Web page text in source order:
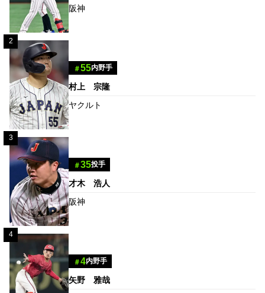
阪神
2
＃55内野手
村上 宗隆
ヤクルト
3
＃35投手
才木 浩人
阪神
4
＃4内野手
矢野 雅哉